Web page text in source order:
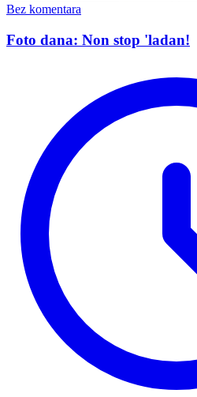
Bez komentara
Foto dana: Non stop 'ladan!